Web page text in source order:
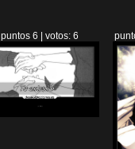
puntos 6 | votos: 6